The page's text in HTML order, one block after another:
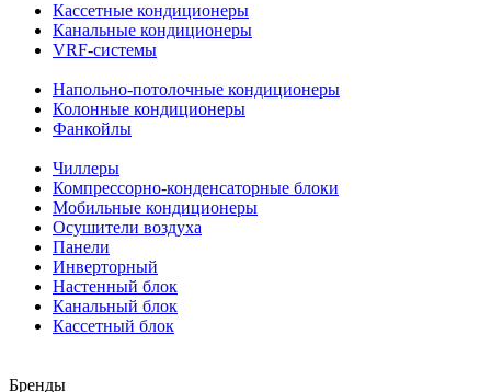
Кассетные кондиционеры
Канальные кондиционеры
VRF-системы
Напольно-потолочные кондиционеры
Колонные кондиционеры
Фанкойлы
Чиллеры
Компрессорно-конденсаторные блоки
Мобильные кондиционеры
Осушители воздуха
Панели
Инверторный
Настенный блок
Канальный блок
Кассетный блок
Бренды